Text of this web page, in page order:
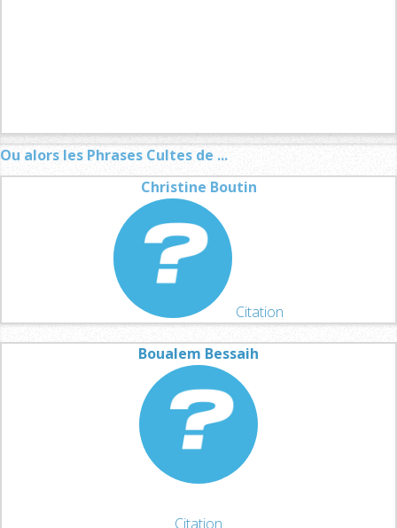
Ou alors les Phrases Cultes de ...
Christine Boutin
Citation
Boualem Bessaih
Citation